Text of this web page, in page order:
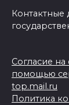
Согласие
помощью
top.mail.ru
Политика